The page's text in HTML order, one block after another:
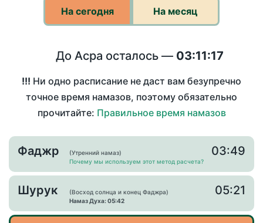
На сегодня На месяц
До Асра осталось — 03:11:17
!!! Ни одно расписание не даст вам безупречно
точное время намазов, поэтому обязательно
прочитайте: Правильное время намазов
Фаджр
(Утренний намаз)
Почему мы используем этот метод расчета?
03:49
Шурук
(Восход солнца и конец Фаджра)
Намаз Духа: 05:42
05:21